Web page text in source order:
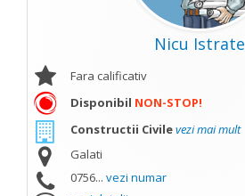
Nicu Istrate
Fara calificativ
Disponibil NON-STOP!
Constructii Civilevezi mai mult
Galati
0756... vezi numar